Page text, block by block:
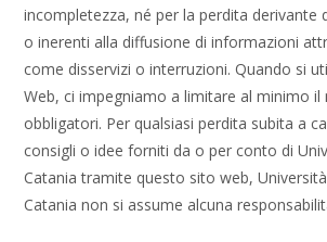
incompletezza, né per la perdita derivante
o inerenti alla diffusione di informazioni
come disservizi o interruzioni. Quando si
Web, ci impegniamo a limitare al minimo il
obbligatori. Per qualsiasi perdita subita a
consigli o idee forniti da o per conto di
Catania tramite questo sito web,
Catania non si assume alcuna